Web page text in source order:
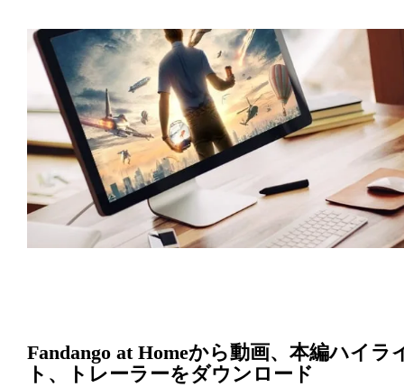
Fandango at Homeから動画、本編ハイラ
ト、トレーラーをダウンロード